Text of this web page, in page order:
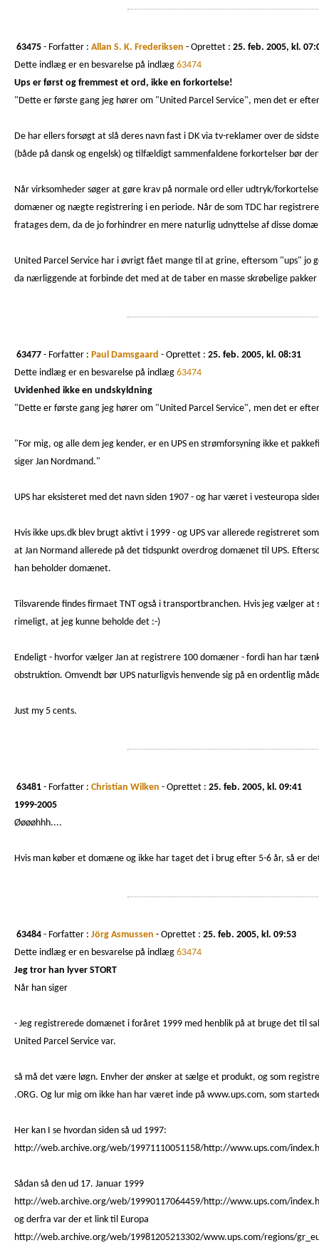
63475 - Forfatter : Allan S. K. Frederiksen - Oprettet : 25. feb. 2005, kl.
Dette indlæg er en besvarelse på indlæg 63474
Ups er først og fremmest et ord, ikke en forkortelse!
"Dette er første gang jeg hører om "United Parcel Service", men det er
De har ellers forsøgt at slå deres navn fast i DK via tv-reklamer over de
(både på dansk og engelsk) og tilfældigt sammenfaldene forkortelser bør
Når virksomheder søger at gøre krav på normale ord eller udtryk/
domæner og nægte registrering i en periode. Når de som TDC har
fratages dem, da de jo forhindrer en mere naturlig udnyttelse af disse
United Parcel Service har i øvrigt fået mange til at grine, eftersom "ups"
da nærliggende at forbinde det med at de taber en masse skrøbelige
63477 - Forfatter : Paul Damsgaard - Oprettet : 25. feb. 2005, kl. 08:31
Dette indlæg er en besvarelse på indlæg 63474
Uvidenhed ikke en undskyldning
"Dette er første gang jeg hører om "United Parcel Service", men det er
"For mig, og alle dem jeg kender, er en UPS en strømforsyning ikke et
siger Jan Nordmand."
UPS har eksisteret med det navn siden 1907 - og har været i vesteuropa
Hvis ikke ups.dk blev brugt aktivt i 1999 - og UPS var allerede registreret
at Jan Normand allerede på det tidspunkt overdrog domænet til UPS.
han beholder domænet.
Tilsvarende findes firmaet TNT også i transportbranchen. Hvis jeg vælger
rimeligt, at jeg kunne beholde det :-)
Endeligt - hvorfor vælger Jan at registrere 100 domæner - fordi han har
obstruktion. Omvendt bør UPS naturligvis henvende sig på en ordentlig
Just my 5 cents.
63481 - Forfatter : Christian Wilken - Oprettet : 25. feb. 2005, kl. 09:41
1999-2005
Øøøøhhh....
Hvis man køber et domæne og ikke har taget det i brug efter 5-6 år, så er
63484 - Forfatter : Jörg Asmussen - Oprettet : 25. feb. 2005, kl. 09:53
Dette indlæg er en besvarelse på indlæg 63474
Jeg tror han lyver STORT
Når han siger
- Jeg registrerede domænet i foråret 1999 med henblik på at bruge det til
United Parcel Service var.
så må det være løgn. Envher der ønsker at sælge et produkt, og som
.ORG. Og lur mig om ikke han har været inde på www.ups.com, som
Her kan I se hvordan siden så ud 1997:
http://web.archive.org/web/19971110051158/http://www.ups.com/
Sådan så den ud 17. Januar 1999
http://web.archive.org/web/19990117064459/http://www.ups.com/
og derfra var der et link til Europa
http://web.archive.org/web/19981205213302/www.ups.com/regions/